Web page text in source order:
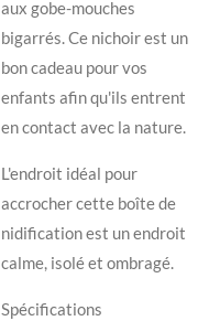
aux gobe-mouches
bigarrés. Ce nichoir est un
bon cadeau pour vos
enfants afin qu'ils entrent
en contact avec la nature.
L'endroit idéal pour
accrocher cette boîte de
nidification est un endroit
calme, isolé et ombragé.
Spécifications